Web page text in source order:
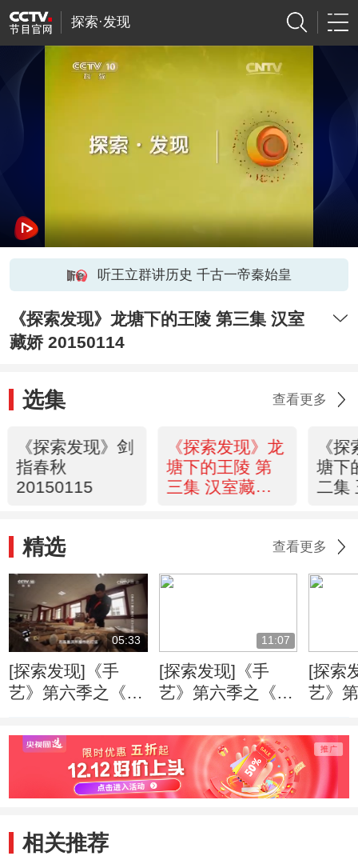
探索·发现
听王立群讲历史 千古一帝秦始皇
《探索发现》龙塘下的王陵 第三集 汉室
藏娇 20150114
选集 查看更多
《探索发现》剑
指春秋
20150115
《探索发现》龙
塘下的王陵 第
三集 汉室藏娇
《
塘下
二集
精选 查看更多
05:33
[探索发现]《手
艺》第六季之《万
木雕的制作环节
11:07
[探索发现]《手
艺》第六季之《姑
塑模的过程
[探索
艺》
如何
后的
相关推荐